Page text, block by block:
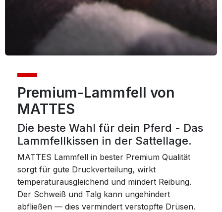
Premium-Lammfell von
MATTES
Die beste Wahl für dein Pferd - Das
Lammfellkissen in der Sattellage.
MATTES Lammfell in bester Premium Qualität
sorgt für gute Druckverteilung, wirkt
temperaturausgleichend und mindert Reibung.
Der Schweiß und Talg kann ungehindert
abfließen — dies vermindert verstopfte Drüsen.